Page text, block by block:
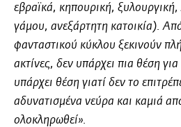
εβραϊκά, κηπουρική, ξυλουργική,
γάμου, ανεξάρτητη κατοικία).
φανταστικού κύκλου ξεκινούν
ακτίνες, δεν υπάρχει πια θέση
υπάρχει θέση γιατί δεν το
αδυνατισμένα νεύρα και καμιά
ολοκληρωθεί».